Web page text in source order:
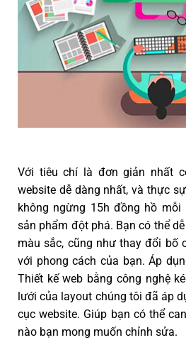
Với tiêu chí là đơn giản nhất
website dễ dàng nhất, và thực
không ngừng 15h đồng hồ
sản phẩm đột phá. Bạn có thể
màu sắc, cũng như thay đổi bố
với phong cách của bạn. Áp
Thiết kế web bằng công nghệ
lưới của layout chúng tôi đã áp
cục website. Giúp bạn có thể
nào bạn mong muốn chỉnh sửa.